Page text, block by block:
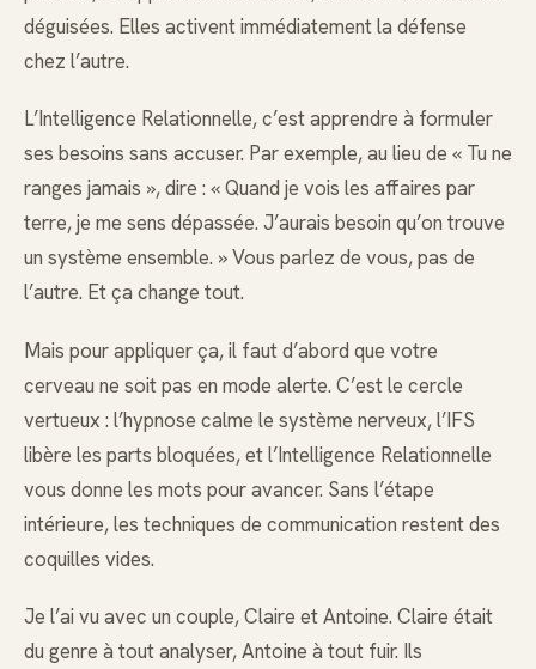
déguisées. Elles activent immédiatement la défense
chez l’autre.
L’Intelligence Relationnelle, c’est apprendre à formuler
ses besoins sans accuser. Par exemple, au lieu de « Tu ne
ranges jamais », dire : « Quand je vois les affaires par
terre, je me sens dépassée. J’aurais besoin qu’on trouve
un système ensemble. » Vous parlez de vous, pas de
l’autre. Et ça change tout.
Mais pour appliquer ça, il faut d’abord que votre
cerveau ne soit pas en mode alerte. C’est le cercle
vertueux : l’hypnose calme le système nerveux, l’IFS
libère les parts bloquées, et l’Intelligence Relationnelle
vous donne les mots pour avancer. Sans l’étape
intérieure, les techniques de communication restent des
coquilles vides.
Je l’ai vu avec un couple, Claire et Antoine. Claire était
du genre à tout analyser, Antoine à tout fuir. Ils